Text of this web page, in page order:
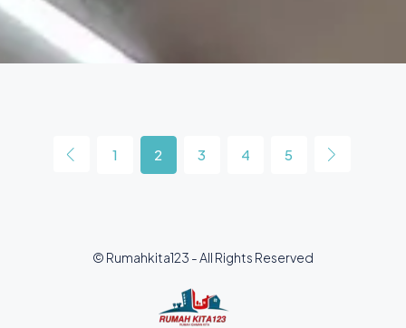
1 2 3 4 5
© Rumahkita123 - All Rights Reserved